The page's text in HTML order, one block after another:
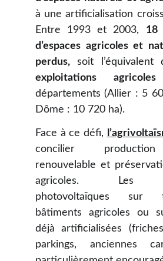
à une artificialisation
Entre 1993 et 2003, 18
d’espaces agricoles et
perdus, soit l’équivalent
exploitations agricoles
départements (Allier : 5
Dôme : 10 720 ha).
Face à ce défi,
concilier production
renouvelable et
agricoles. Les
photovoltaïques sur
bâtiments agricoles ou
déjà artificialisées
parkings, anciennes